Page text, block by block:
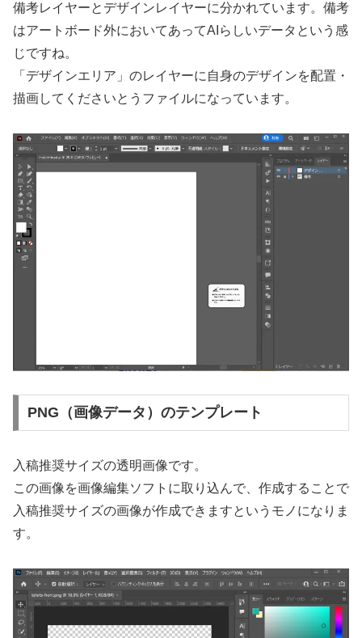
備考レイヤーとデザインレイヤーに分かれています。備考
はアートボード外においてあってAIらしいデータという感
じですね。
「デザインエリア」のレイヤーに自身のデザインを配置・
描画してくださいとうファイルになっています。
PNG（画像データ）のテンプレート
入稿推奨サイズの透明画像です。
この画像を画像編集ソフトに取り込んで、作成することで
入稿推奨サイズの画像が作成できますというモノになりま
す。